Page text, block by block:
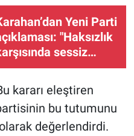
Yeni Parti
"Haksızlık
sessiz
kararı eleştiren
bu tutumunu
değerlendirdi.